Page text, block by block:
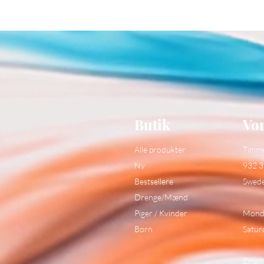
Butik
Alle produkter
Ny
Bestsellere
Drenge/Mænd
Piger / Kvinder
Børn
932